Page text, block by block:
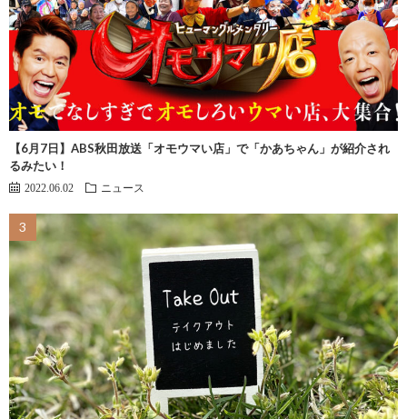
【6月7日】ABS秋田放送「オモウマい店」で「かあちゃん」が紹介され
るみたい！
2022.06.02 ニュース